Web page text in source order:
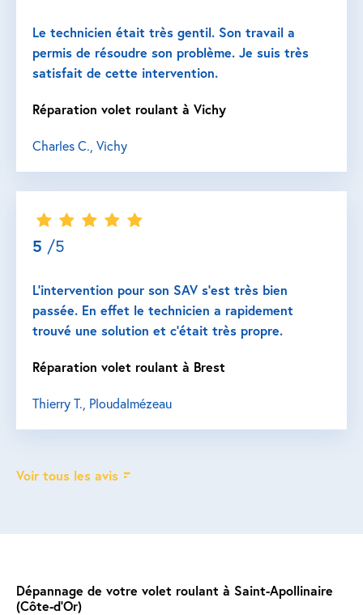
Dépannage de votre volet roulant à Saint-Apollinaire
(Côte-d'Or)
Le technicien était très gentil. Son travail a
permis de résoudre son problème. Je suis très
satisfait de cette intervention.
Réparation volet roulant à Vichy
Charles C., Vichy
5 /5
L’intervention pour son SAV s’est très bien
passée. En effet le technicien a rapidement
trouvé une solution et c’était très propre.
Réparation volet roulant à Brest
Thierry T., Ploudalmézeau
Voir tous les avis